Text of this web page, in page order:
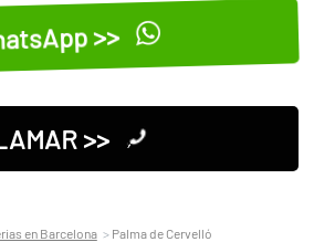
>>
>>
en Barcelona Palma de Cervelló